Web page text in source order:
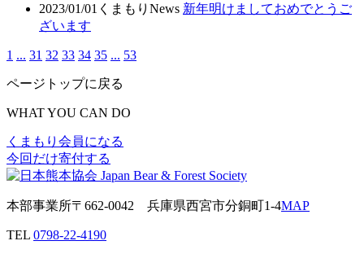
2023/01/01 くまもりNews 新年明けましておめでとうご
ざいます
1 ... 31 32 33 34 35 ... 53
ページトップに戻る
WHAT YOU CAN DO
くまもり会員になる
今回だけ寄付する
本部事業所〒662-0042 兵庫県西宮市分銅町1-4MAP
TEL 0798-22-4190